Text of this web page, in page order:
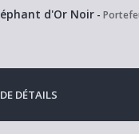
d'Or Noir -
DÉTAILS